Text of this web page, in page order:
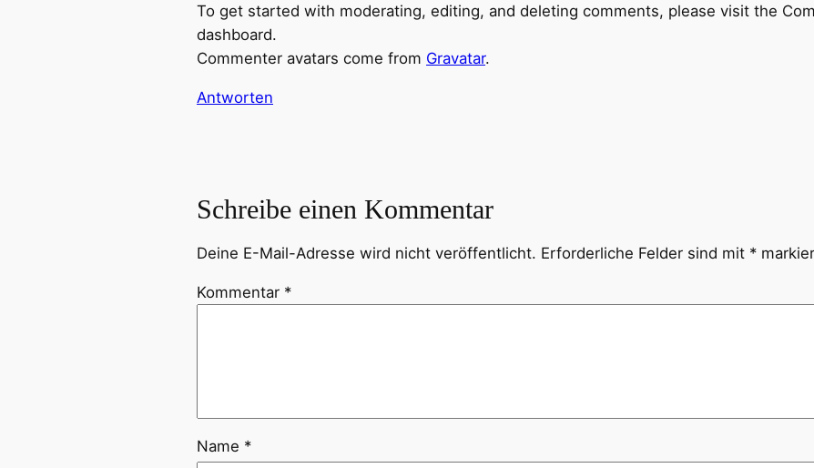
To get started with moderating, editing, and deleting comments, please visit the
dashboard.
Commenter avatars come from Gravatar.
Antworten
Schreibe einen Kommentar
Deine E-Mail-Adresse wird nicht veröffentlicht. Erforderliche Felder sind mit *
Kommentar *
Name *